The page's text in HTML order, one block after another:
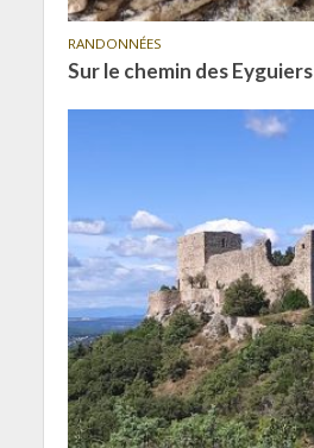
RANDONNÉES
Sur le chemin des Eyguiers